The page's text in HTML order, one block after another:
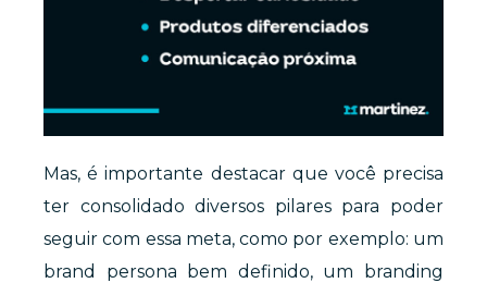
Mas, é importante destacar que você precisa
ter consolidado diversos pilares para poder
seguir com essa meta, como por exemplo: um
brand persona bem definido, um branding